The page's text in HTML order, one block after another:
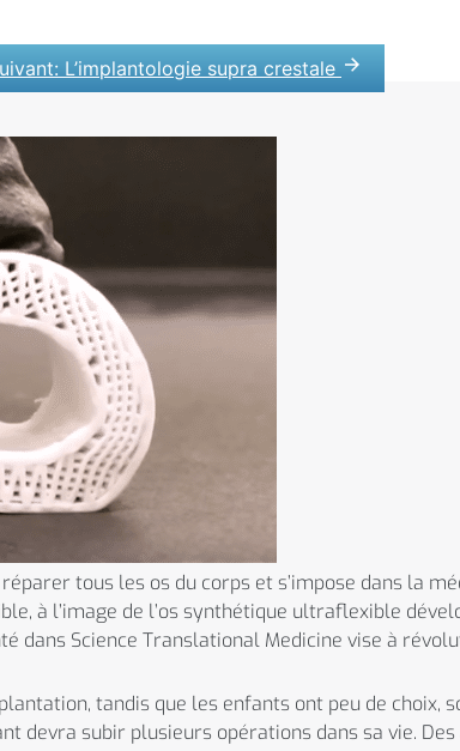
L’implantologie supra crestale
tous les os du corps et s’impose dans la
à l’image de l’os synthétique ultraflexible
dans Science Translational Medicine vise à
tandis que les enfants ont peu de choix,
devra subir plusieurs opérations dans sa vie. Des